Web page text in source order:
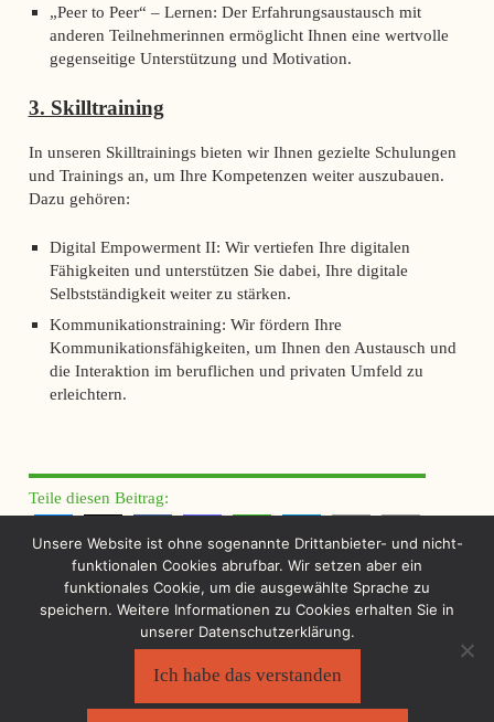
„Peer to Peer“ – Lernen: Der Erfahrungsaustausch mit
anderen Teilnehmerinnen ermöglicht Ihnen eine wertvolle
gegenseitige Unterstützung und Motivation.
3. Skilltraining
In unseren Skilltrainings bieten wir Ihnen gezielte Schulungen
und Trainings an, um Ihre Kompetenzen weiter auszubauen.
Dazu gehören:
Digital Empowerment II: Wir vertiefen Ihre digitalen
Fähigkeiten und unterstützen Sie dabei, Ihre digitale
Selbstständigkeit weiter zu stärken.
Kommunikationstraining: Wir fördern Ihre
Kommunikationsfähigkeiten, um Ihnen den Austausch und
die Interaktion im beruflichen und privaten Umfeld zu
erleichtern.
Teile diesen Beitrag:
Sächsischer Flüchtlingsrat e.V.©2026
Unsere Website ist ohne sogenannte Drittanbieter- und nicht-
funktionalen Cookies abrufbar. Wir setzen aber ein
funktionales Cookie, um die ausgewählte Sprache zu
speichern. Weitere Informationen zu Cookies erhalten Sie in
unserer Datenschutzerklärung.
Ich habe das verstanden